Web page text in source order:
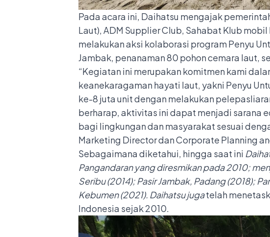
Pada acara ini, Daihatsu mengajak
Laut), ADM Supplier Club, Sahabat Klub
melakukan aksi kolaborasi program Penyu
Jambak, penanaman 80 pohon cemara laut,
“Kegiatan ini merupakan komitmen kami
keanekaragaman hayati laut, yakni Penyu
ke-8 juta unit dengan melakukan
berharap, aktivitas ini dapat menjadi sarana
bagi lingkungan dan masyarakat sesuai
Marketing Director dan Corporate Planning
Sebagaimana diketahui, hingga saat ini
Pangandaran yang diresmikan pada 2010;
Seribu (2014); Pasir Jambak, Padang (2018);
Kebumen (2021). Daihatsu jugatelah
Indonesia sejak 2010.